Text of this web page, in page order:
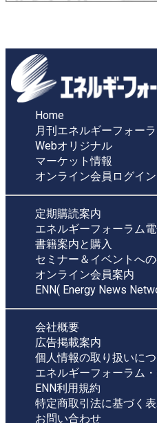
Home
月刊エネルギーフォー
Webオリジナル
マーケット情報
オンライン会員ログイン
定期購読案内
エネルギーフォーラム
書籍案内と購入
セミナー＆イベントへ
オンライン会員案内
ENN( Energy News
会社概要
広告掲載案内
個人情報の取り扱いに
エネルギーフォーラム
ENN利用規約
特定商取引法に基づく
お問い合わせ